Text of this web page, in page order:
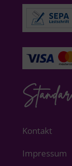
Kontakt
Impressum